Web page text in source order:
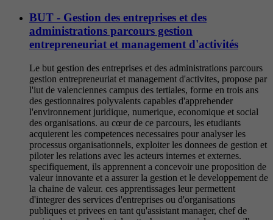
BUT - Gestion des entreprises et des
administrations parcours gestion
entrepreneuriat et management d'activités
Le but gestion des entreprises et des administrations parcours
gestion entrepreneuriat et management d'activites, propose par
l'iut de valenciennes campus des tertiales, forme en trois ans
des gestionnaires polyvalents capables d'apprehender
l'environnement juridique, numerique, economique et social
des organisations. au cœur de ce parcours, les etudiants
acquierent les competences necessaires pour analyser les
processus organisationnels, exploiter les donnees de gestion et
piloter les relations avec les acteurs internes et externes.
specifiquement, ils apprennent a concevoir une proposition de
valeur innovante et a assurer la gestion et le developpement de
la chaine de valeur. ces apprentissages leur permettent
d'integrer des services d'entreprises ou d'organisations
publiques et privees en tant qu'assistant manager, chef de